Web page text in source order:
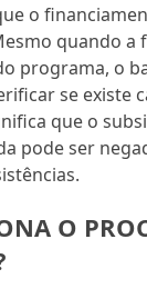
o
quando a
programa, o
se existe
que o
pode ser
O